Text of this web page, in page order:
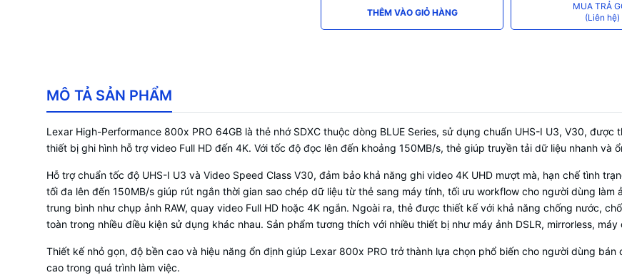
THÊM VÀO GIỎ HÀNG
MUA TRẢ
(Liên hệ)
MÔ TẢ SẢN PHẨM
Lexar High-Performance 800x PRO 64GB là thẻ nhớ SDXC thuộc dòng BLUE Series, sử dụng chuẩn UHS-I U3, V30,
thiết bị ghi hình hỗ trợ video Full HD đến 4K. Với tốc độ đọc lên đến khoảng 150MB/s, thẻ giúp truyền tải dữ liệu nhanh và
Hỗ trợ chuẩn tốc độ UHS-I U3 và Video Speed Class V30, đảm bảo khả năng ghi video 4K UHD mượt mà, hạn chế tình
tối đa lên đến 150MB/s giúp rút ngắn thời gian sao chép dữ liệu từ thẻ sang máy tính, tối ưu workflow cho người dùng
trung bình như chụp ảnh RAW, quay video Full HD hoặc 4K ngắn. Ngoài ra, thẻ được thiết kế với khả năng chống nước,
toàn trong nhiều điều kiện sử dụng khác nhau. Sản phẩm tương thích với nhiều thiết bị như máy ảnh DSLR, mirrorless,
Thiết kế nhỏ gọn, độ bền cao và hiệu năng ổn định giúp Lexar 800x PRO trở thành lựa chọn phổ biến cho người dùng
cao trong quá trình làm việc.